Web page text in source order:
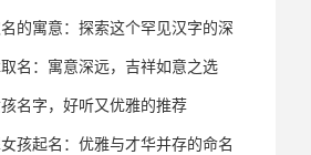
金挑选吉祥好名
的寓意：探索这个罕见汉字的深
名：寓意深远，吉祥如意之选
名字，好听又优雅的推荐
孩起名：优雅与才华并存的命名